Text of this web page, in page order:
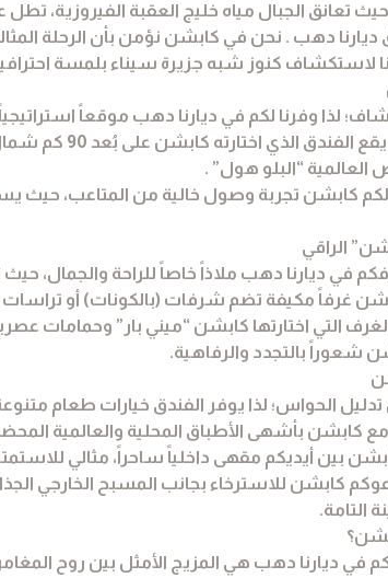
تعانق الجبال مياه خليج العقبة الفيروزية،
دهب . نحن في كابشن نؤمن بأن الرحلة المثالية
لاستكشاف كنوز شبه جزيرة سيناء بلمسة
لذا وفرنا لكم في ديارنا دهب موقعاً
• القرب من
العالمية “البلو هول” .
تجربة وصول خالية من المتاعب، حيث
الراقي
ديارنا دهب ملاذاً خاصاً للراحة والجمال، حيث
غرفاً مكيفة تضم شرفات (بالكونات) أو
التي اختارتها كابشن “ميني بار” وحمامات
شعوراً بالتجدد والرفاهية.
الحواس؛ لذا يوفر الفندق خيارات طعام
كابشن بأشهى الأطباق المحلية والعالمية
بين أيديكم مقهى داخلياً ساحراً، مثالي
كابشن للاسترخاء بجانب المسبح الخارجي
التامة.
في ديارنا دهب هي المزيج الأمثل بين روح